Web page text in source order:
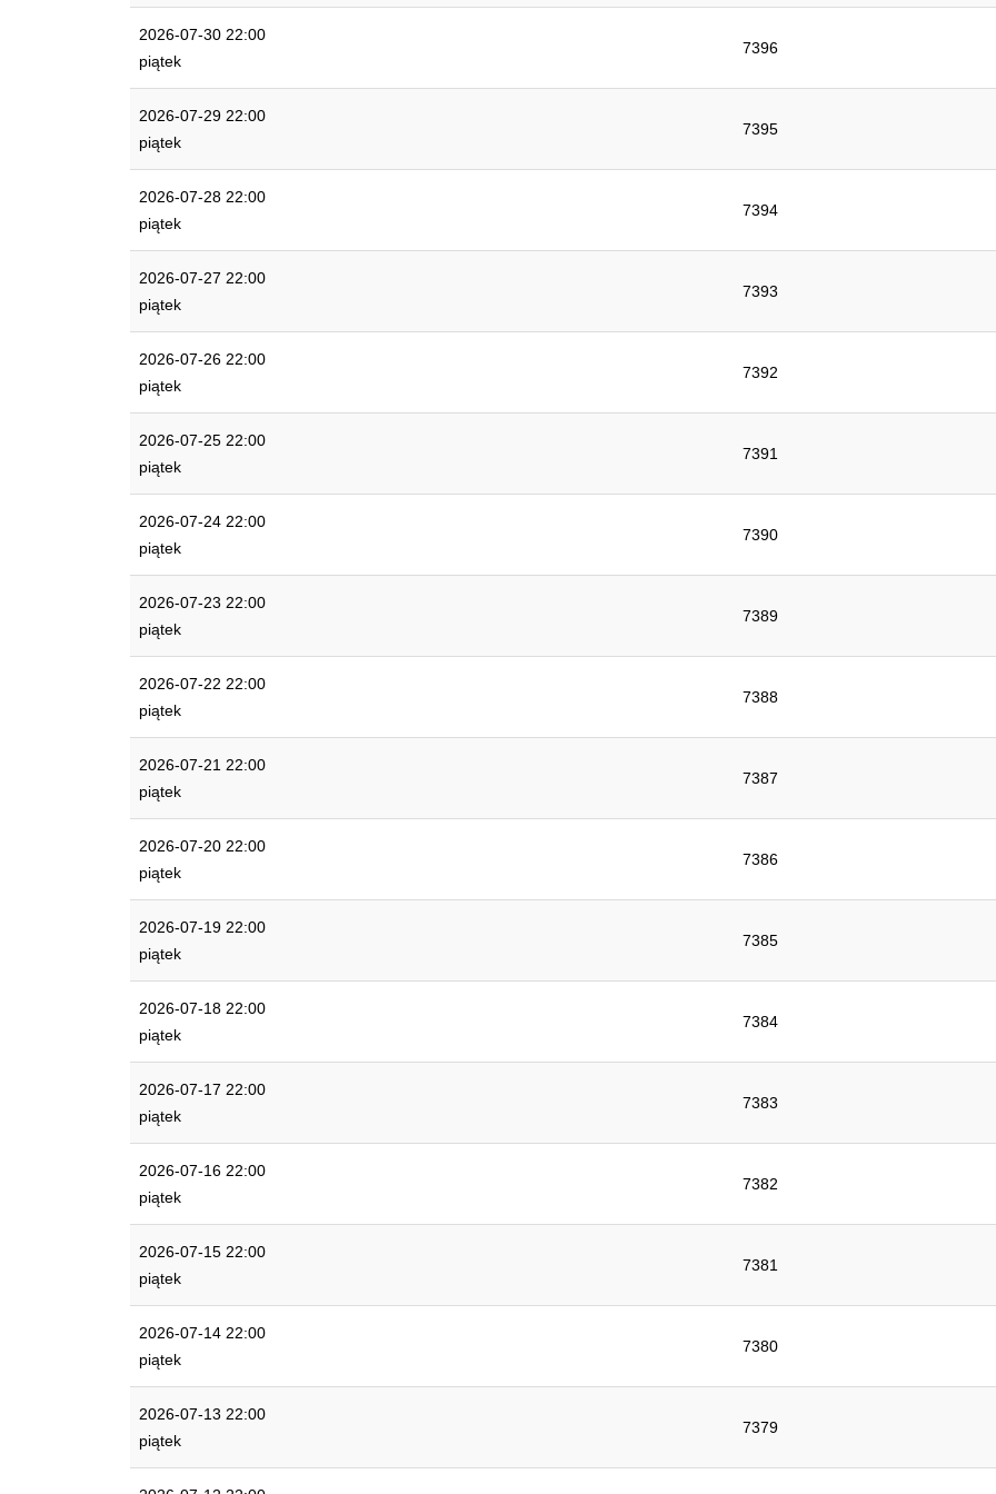
2026-07-30 22:00
piątek
7396
2026-07-29 22:00
piątek
7395
2026-07-28 22:00
piątek
7394
2026-07-27 22:00
piątek
7393
2026-07-26 22:00
piątek
7392
2026-07-25 22:00
piątek
7391
2026-07-24 22:00
piątek
7390
2026-07-23 22:00
piątek
7389
2026-07-22 22:00
piątek
7388
2026-07-21 22:00
piątek
7387
2026-07-20 22:00
piątek
7386
2026-07-19 22:00
piątek
7385
2026-07-18 22:00
piątek
7384
2026-07-17 22:00
piątek
7383
2026-07-16 22:00
piątek
7382
2026-07-15 22:00
piątek
7381
2026-07-14 22:00
piątek
7380
2026-07-13 22:00
piątek
7379